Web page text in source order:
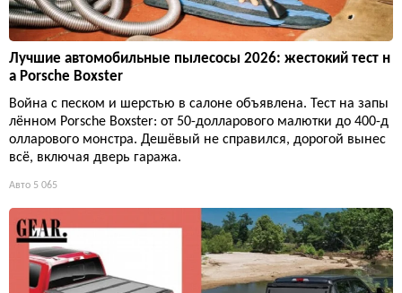
Лучшие автомобильные пылесосы 2026: жестокий тест н
а Porsche Boxster
Война с песком и шерстью в салоне объявлена. Тест на запы
лённом Porsche Boxster: от 50-долларового малютки до 400-д
олларового монстра. Дешёвый не справился, дорогой вынес
всё, включая дверь гаража.
Авто 5 065